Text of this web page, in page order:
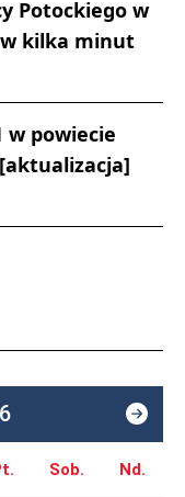
Potockiego w
w kilka minut
w powiecie
Sob. Nd.